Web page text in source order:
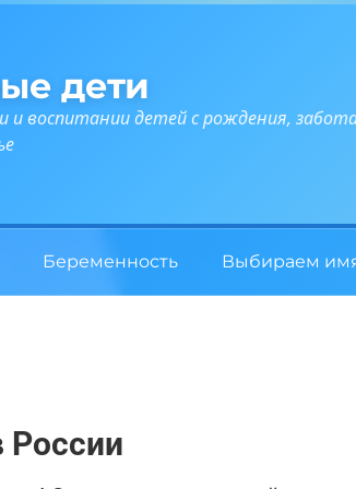
дети
и воспитании детей с рождения,
Беременность Выбираем
России